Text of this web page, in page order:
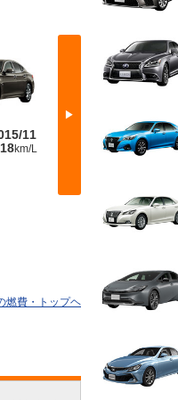
▶
11
18km/L
2014/04～2015/01
JC08 18km/L
燃費・トップヘ